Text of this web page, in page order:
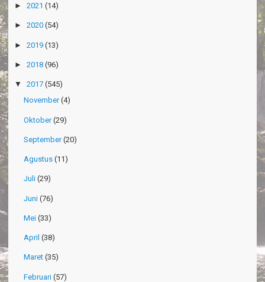
► 2021 (14)
► 2020 (54)
► 2019 (13)
► 2018 (96)
▼ 2017 (545)
November(4)
Oktober(29)
September(20)
Agustus (11)
Juli (29)
Juni (76)
Mei (33)
April (38)
Maret (35)
Februari (57)